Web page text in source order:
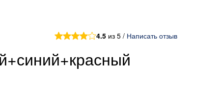
4.5 из 5 / Написать отзыв